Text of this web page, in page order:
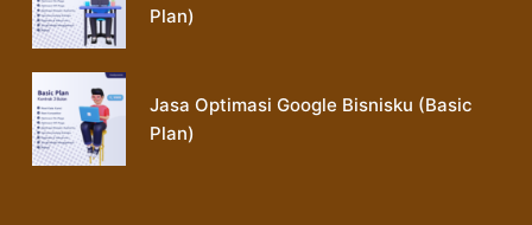
Plan)
Jasa Optimasi Google Bisnisku (Basic
Plan)